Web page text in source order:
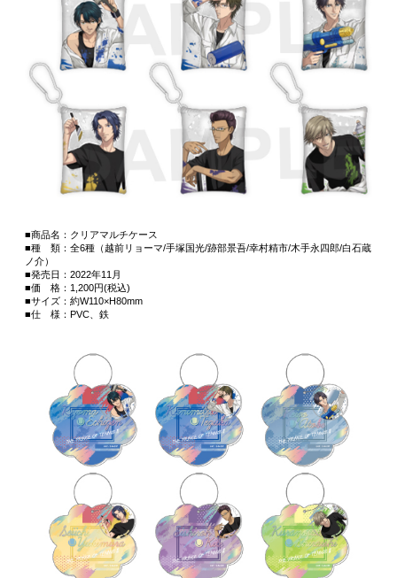
■商品名：クリアマルチケース
■種 類：全6種（越前リョーマ/手塚国光/跡部景吾/幸村精市/木手永四郎/白石蔵
ノ介）
■発売日：2022年11月
■価 格：1,200円(税込)
■サイズ：約W110×H80mm
■仕 様：PVC、鉄